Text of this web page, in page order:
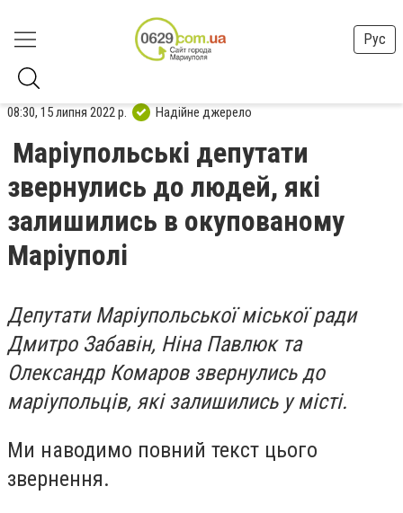
Рус
08:30, 15 липня 2022 р. Надійне джерело
Маріупольські депутати
звернулись до людей, які
залишились в окупованому
Маріуполі
Депутати Маріупольської міської ради
Дмитро Забавін, Ніна Павлюк та
Олександр Комаров звернулись до
маріупольців, які залишились у місті.
Ми наводимо повний текст цього
звернення.